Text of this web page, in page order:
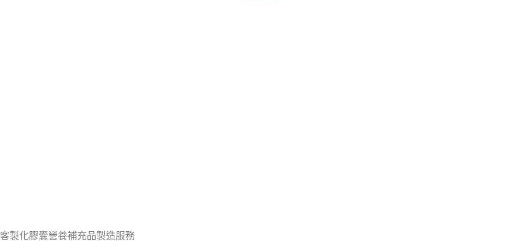
客製化膠囊營養補充品製造服務